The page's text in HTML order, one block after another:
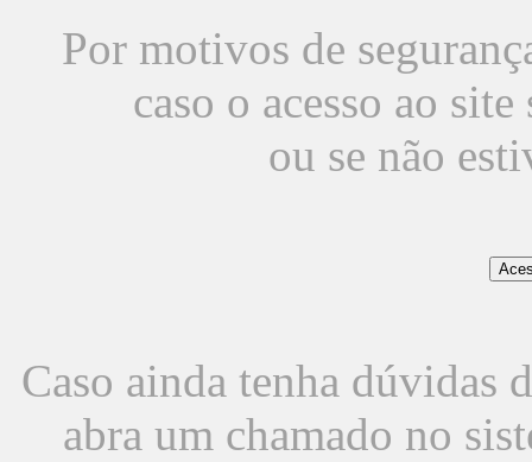
Por motivos de
caso o acesso ao
ou se não
Caso ainda tenha dúvidas
abra um chamado no